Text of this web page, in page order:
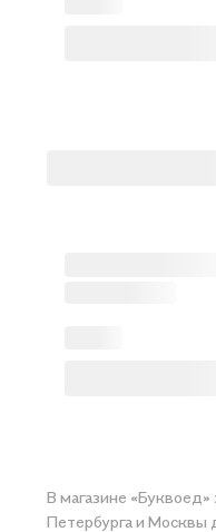
В магазине
Петербурга и Москвы